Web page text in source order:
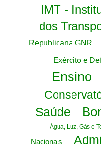
IMT -
dos
Republicana GNR
Exército e
Ensino
Saúde
Água, Luz, Gás e
Nacionais